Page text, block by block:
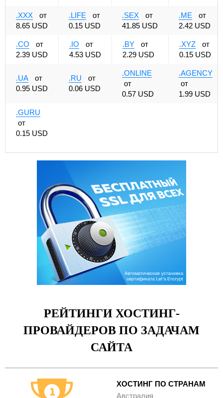
.XXX
от
8.65 USD
.LIFE
от
0.15 USD
.SEX
от
41.85 USD
.ME
от
2.42 USD
.CO
от
2.39 USD
.IO
от
4.53 USD
.BY
от
2.29 USD
.XYZ
от
0.15 USD
.UA
от
0.95 USD
.RU
от
0.06 USD
.ONLINE
от
0.57 USD
.AGENCY
от
1.99 USD
.GURU
от
0.15 USD
РЕЙТИНГИ ХОСТИНГ-
ПРОВАЙДЕРОВ ПО ЗАДАЧАМ
САЙТА
ХОСТИНГ ПО СТРАНАМ
Австралия